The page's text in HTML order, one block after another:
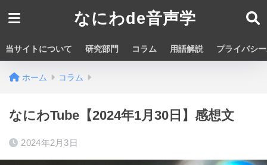
なにわde音声学
当サイトについて 研究部門 コラム 用語解説 プライバシ
ホーム コラム
なにわTube【2024年1月30日】感想文
2024年2月3日